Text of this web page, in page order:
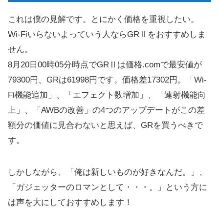
これは僕の見解です。とにかく価格を重視したい。
Wi-Fiいらないよっていう人ならGRⅡをおすすめしま
せん。
8月20日00時05分時点でGRⅡは価格.comで最安値が
79300円、GRは61998円です。価格差17302円。「Wi-
Fi機能追加」、「エフェクト数増加」、「連射機能向
上」、「AWBの改善」の4つのアップデートがこの差
額分の価値に見合わないと思えば、GRを買うべきで
す。
しかしながら、「俺は新しいものが好きなんだ。」、
「ガジェッターのロマンとして・・・。」という方に
は声を大にしておすすめします！